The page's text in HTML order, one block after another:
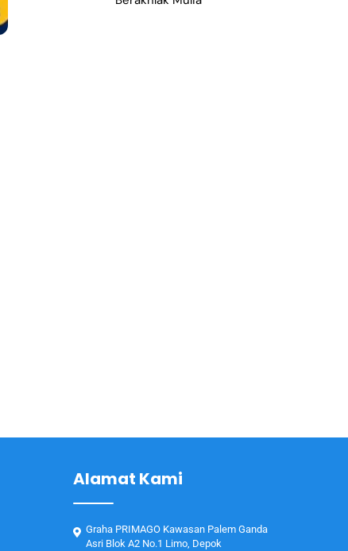
Alamat Kami
Graha PRIMAGO Kawasan Palem Ganda
Asri Blok A2 No.1 Limo, Depok